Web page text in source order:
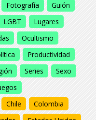
Fotografía
Guión
LGBT
Lugares
Ocultismo
Productividad
Series
Sexo
Chile
Colombia